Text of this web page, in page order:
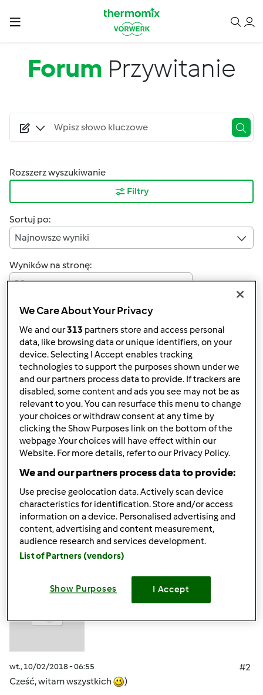
Forum Przywitanie
Rozszerz wyszukiwanie
Filtry
Sortuj po:
Najnowsze wyniki
Wyników na stronę:
10
4 | Ostatni wpis
Szybka odpowiedź
Mixi Dołączył : 08.11.2010
śr., 10/17/2018 - 06:56
Witamy w naszym gronie
Góra strony
Zalogujlub zarejestruj sięaby dodawać
komentarze
Elwira7832
wt., 10/02/2018 - 06:55
#2
Cześć, witam wszystkich
)
We Care About Your Privacy
We and our313 partners store and access personal
data, like browsing data or unique identifiers, on your
device. Selecting I Accept enables tracking
technologies to support the purposes shown under we
and our partners process data to provide. If trackers are
disabled, some content and ads you see may not be as
relevant to you. You can resurface this menu to change
your choices or withdraw consent at any time by
clicking the Show Purposes link on the bottom of the
webpage .Your choices will have effect within our
Website. For more details, refer to our Privacy Policy.
We and our partners process data to provide:
Use precise geolocation data. Actively scan device
characteristics for identification. Store and/or access
information on a device. Personalised advertising and
content, advertising and content measurement,
audience research and services development.
List of Partners (vendors)
Show Purposes I Accept